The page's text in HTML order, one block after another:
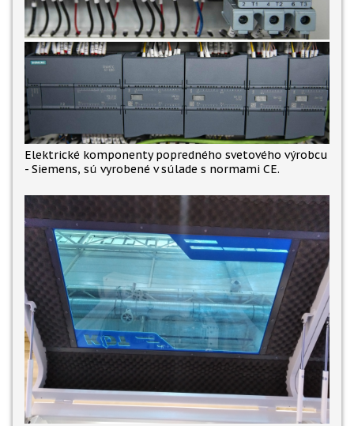
Elektrické komponenty popredného svetového výrobcu
- Siemens, sú vyrobené v súlade s normami CE.